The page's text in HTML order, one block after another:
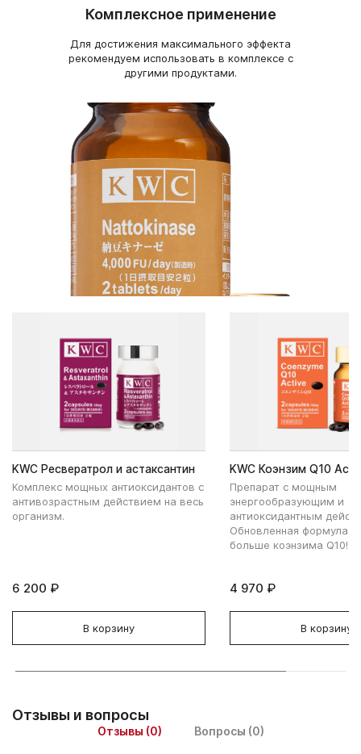
4000 FU
FU – фибринолитические единицы
можно повторить.
60 таблеток.
беременность, кормление грудью. Перед применением
рекомендуется проконсультироваться с врачом, в особенности
– лицам, принимающим антикоагулянты.
Комплексное применение
Для достижения максимального эффекта
рекомендуем использовать в комплексе с
другими продуктами.
KWC Ресвератрол и астаксантин
Комплекс мощных антиоксидантов с
антивозрастным действием на весь
организм.
6 200 ₽
В корзину
KWC Коэнзим Q10
Препарат с мощным
энергообразующим и
антиоксидантным
Обновленная формула -
больше коэнзима Q10!
4 970 ₽
В корзину
Отзывы и вопросы
Отзывы (0) Вопросы (0)